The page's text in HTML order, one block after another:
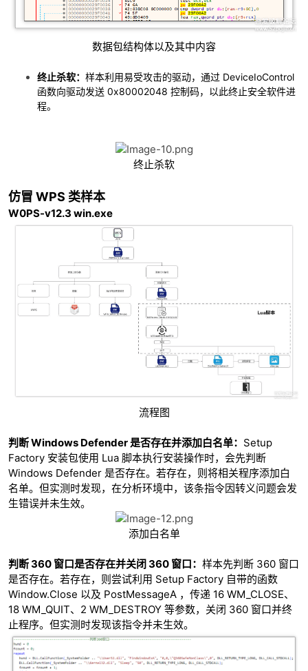
数据包结构体以及其中内容
终止杀软： 样本利用易受攻击的驱动，通过 DeviceIoControl
函数向驱动发送 0x80002048 控制码，以此终止安全软件进
程。
终止杀软
仿冒 WPS 类样本
W0PS-v12.3 win.exe
流程图
判断 Windows Defender 是否存在并添加白名单： Setup
Factory 安装包使用 Lua 脚本执行安装操作时，会先判断
Windows Defender 是否存在。若存在，则将相关程序添加白
名单。但实测时发现，在分析环境中，该条指令因转义问题会发
生错误并未生效。
添加白名单
判断 360 窗口是否存在并关闭 360 窗口： 样本先判断 360 窗口
是否存在。若存在，则尝试利用 Setup Factory 自带的函数
Window.Close 以及 PostMessageA ，传递 16 WM_CLOSE、
18 WM_QUIT、2 WM_DESTROY 等参数，关闭 360 窗口并终
止程序。但实测时发现该指令并未生效。